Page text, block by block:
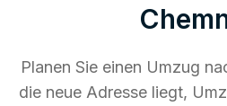
Planen Sie einen Umzug
die neue Adresse liegt,